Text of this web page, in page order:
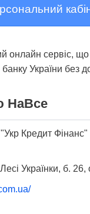
онлайн сервіс,
України без
НаВсе
Кредит Фінанс"
Українки, б.